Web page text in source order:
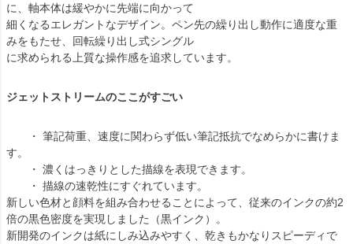
に、軸本体は緩やかに先端に向かって
細くなるエレガントなデザイン。ペン先の繰り出し動作に適度な重
みをもたせ、回転繰り出し式シングル
に求められる上質な操作感を追求しています。
ジェットストリームのここがすごい
・ 筆記荷重、速度に関わらず低い筆記抵抗でなめらかに書けま
す。
・ 濃くはっきりとした描線を表現できます。
・ 描線の速乾性にすぐれています。
新しい色材と顔料を組み合わせることによって、従来のインクの約2
倍の黒色密度を実現しました（黒インク）。
新開発のインクは紙にしみ込みやすく、乾きもかなりスピーディで